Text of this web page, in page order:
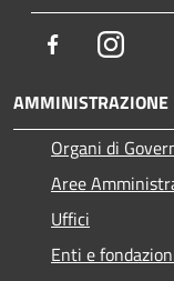
Facebook
AMMINISTRAZIONE
Organi di
Aree
Uffici
Enti e